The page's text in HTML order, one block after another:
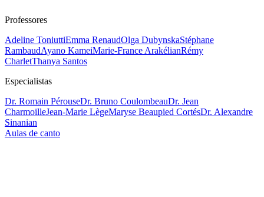
Professores
Adeline ToniuttiEmma RenaudOlga DubynskaStéphane
RambaudAyano KameiMarie-France ArakélianRémy
CharletThanya Santos
Especialistas
Dr. Romain PérouseDr. Bruno CoulombeauDr. Jean
CharmoilleJean-Marie LègeMaryse Beaupied CortésDr. Alexandre
Sinanian
Aulas de canto